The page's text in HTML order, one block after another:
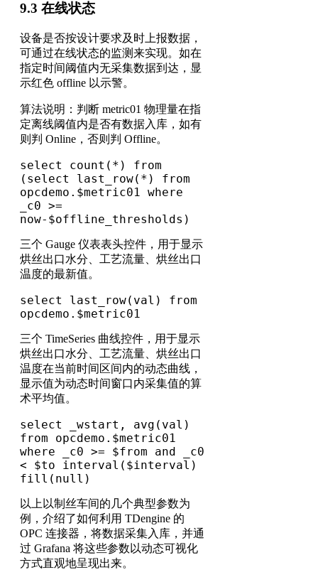
9.3 在线状态
设备是否按设计要求及时上报数据，
可通过在线状态的监测来实现。如在
指定时间阈值内无采集数据到达，显
示红色 offline 以示警。
算法说明：判断 metric01 物理量在指
定离线阈值内是否有数据入库，如有
则判 Online，否则判 Offline。
select count(*) from
(select last_row(*) from
opcdemo.$metric01 where
_c0 >=
now-$offline_thresholds)
三个 Gauge 仪表表头控件，用于显示
烘丝出口水分、工艺流量、烘丝出口
温度的最新值。
select last_row(val) from
opcdemo.$metric01
三个 TimeSeries 曲线控件，用于显示
烘丝出口水分、工艺流量、烘丝出口
温度在当前时间区间内的动态曲线，
显示值为动态时间窗口内采集值的算
术平均值。
select _wstart, avg(val)
from opcdemo.$metric01
where _c0 >= $from and _c0
< $to interval($interval)
fill(null)
以上以制丝车间的几个典型参数为
例，介绍了如何利用 TDengine 的
OPC 连接器，将数据采集入库，并通
过 Grafana 将这些参数以动态可视化
方式直观地呈现出来。